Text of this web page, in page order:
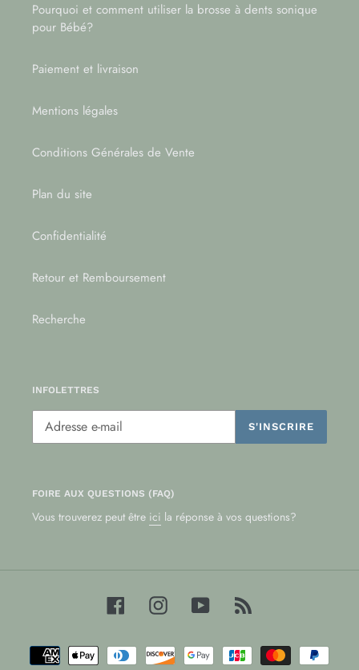
Pourquoi et comment utiliser la brosse à dents sonique
pour Bébé?
Paiement et livraison
Mentions légales
Conditions Générales de Vente
Plan du site
Confidentialité
Retour et Remboursement
Recherche
INFOLETTRES
S'INSCRIRE
FOIRE AUX QUESTIONS (FAQ)
Vous trouverez peut être ici la réponse à vos questions?
FacebookInstagramYouTube
Moyens
de